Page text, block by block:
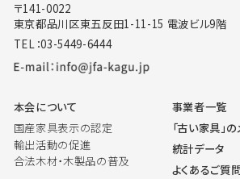
〒141-0022
東京都品川区東五反田1-11-15 電波ビル9階
TEL：03-5449-6444
本会について
国産家具表示の認定
輸出活動の促進
合法木材・木製品の普及
事業者一覧
「古い家具」
統計データ
よくあるご質